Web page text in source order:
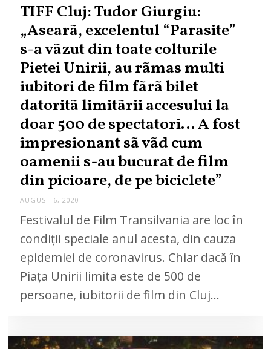
TIFF Cluj: Tudor Giurgiu:
„Asearã, excelentul “Parasite”
s-a vãzut din toate colturile
Pietei Unirii, au rãmas multi
iubitori de film fãrã bilet
datoritã limitãrii accesului la
doar 500 de spectatori… A fost
impresionant sã vãd cum
oamenii s-au bucurat de film
din picioare, de pe biciclete”
AUGUST 6, 2020
G
U
S
T
6
,
2
0
2
0
Festivalul de Film Transilvania are loc în
condiții speciale anul acesta, din cauza
epidemiei de coronavirus. Chiar dacă în
Piața Unirii limita este de 500 de
persoane, iubitorii de film din Cluj…